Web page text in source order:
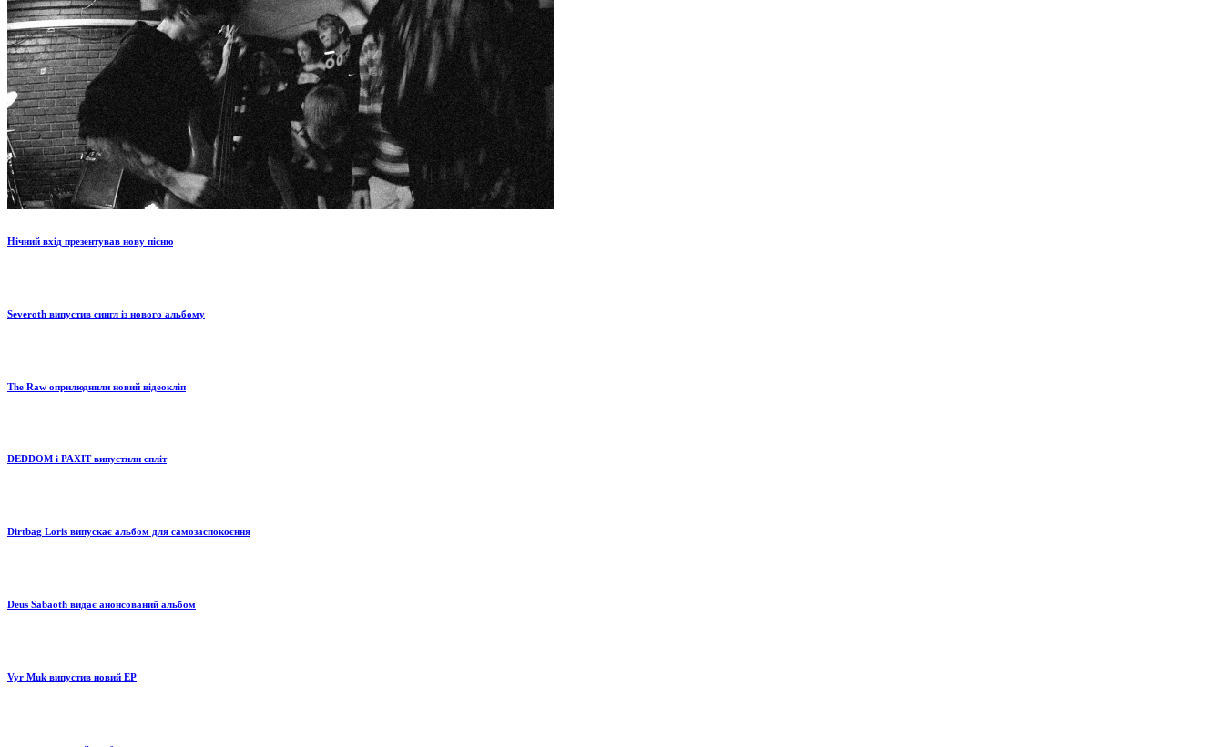
Нічний вхід презентував нову пісню
Severoth випустив сингл із нового альбому
The Raw оприлюднили новий відеокліп
DEDDOM і PAXIT випустили спліт
Dirtbag Loris випускає альбом для самозаспокоєння
Deus Sabaoth видає анонсований альбом
Vyr Muk випустив новий EP